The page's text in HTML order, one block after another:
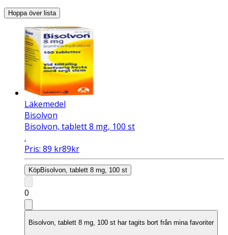
Hoppa över lista
Läkemedel
Bisolvon
Bisolvon, tablett 8 mg, 100 st
.
Pris: 89 kr89kr
KöpBisolvon, tablett 8 mg, 100 st
0
Bisolvon, tablett 8 mg, 100 st har tagits bort från mina favoriter